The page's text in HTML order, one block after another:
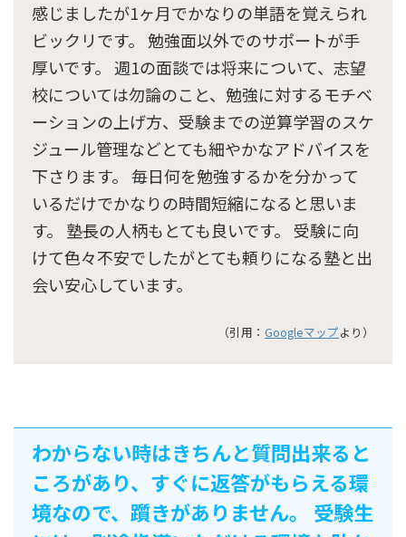
感じましたが1ヶ月でかなりの単語を覚えられ
ビックリです。 勉強面以外でのサポートが手
厚いです。 週1の面談では将来について、志望
校については勿論のこと、勉強に対するモチベ
ーションの上げ方、受験までの逆算学習のスケ
ジュール管理などとても細やかなアドバイスを
下さります。 毎日何を勉強するかを分かって
いるだけでかなりの時間短縮になると思いま
す。 塾長の人柄もとても良いです。 受験に向
けて色々不安でしたがとても頼りになる塾と出
会い安心しています。
（引用： Googleマップより）
わからない時はきちんと質問出来ると
ころがあり、すぐに返答がもらえる環
境なので、躓きがありません。 受験生